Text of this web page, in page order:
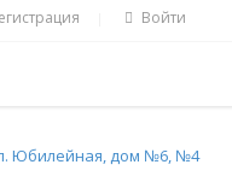
Войти
Юбилейная, дом №6, №4